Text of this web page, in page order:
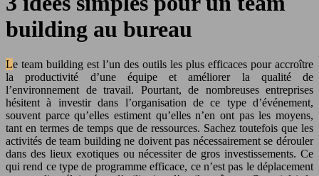
building au bureau
Le team building est l’un des outils les plus efficaces pour accroître
la productivité d’une équipe et améliorer la qualité de
l’environnement de travail. Pourtant, de nombreuses entreprises
hésitent à investir dans l’organisation de ce type d’événement,
souvent parce qu’elles estiment qu’elles n’en ont pas les moyens,
tant en termes de temps que de ressources. Sachez toutefois que les
activités de team building ne doivent pas nécessairement se dérouler
dans des lieux exotiques ou nécessiter de gros investissements. Ce
qui rend ce type de programme efficace, ce n’est pas le déplacement